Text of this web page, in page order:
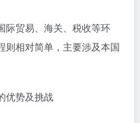
际贸易、海关、税收等环
则相对简单，主要涉及本国
优势及挑战